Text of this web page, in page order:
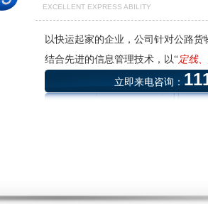
EXCELLENT EXPRESS ABILITY
以快运起家的企业，公司针对公路
结合先进的信息管理技术，以“定线
立即来电咨询：